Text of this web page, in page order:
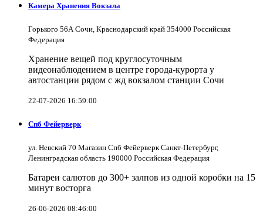
Камера Хранения Вокзала
Горького 56А Сочи, Краснодарский край 354000 Российская
Федерация
Хранение вещей под круглосуточным
видеонаблюдением в центре города-курорта у
автостанции рядом с жд вокзалом станции Сочи
22-07-2026 16:59:00
Спб Фейерверк
ул. Невский 70 Магазин Спб Фейерверк Санкт-Петербург,
Ленинградская область 190000 Российская Федерация
Батареи салютов до 300+ залпов из одной коробки на 15
минут восторга
26-06-2026 08:46:00